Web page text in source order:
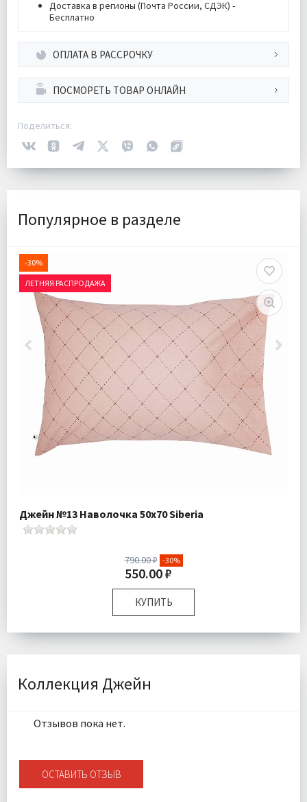
Доставка в регионы (Почта России, СДЭК) -
Бесплатно
ОПЛАТА В РАССРОЧКУ
ПОСМОРЕТЬ ТОВАР ОНЛАЙН
Поделиться:
Популярное в разделе
-30%
ЛЕТНЯЯ РАСПРОДАЖА
Джейн №13 Наволочка 50х70 Siberia
790.00 ₽ -30%
550.00 ₽
КУПИТЬ
Размер:
50х70 см
Доставка:
Коллекция Джейн
Отзывов пока нет.
ОСТАВИТЬ ОТЗЫВ